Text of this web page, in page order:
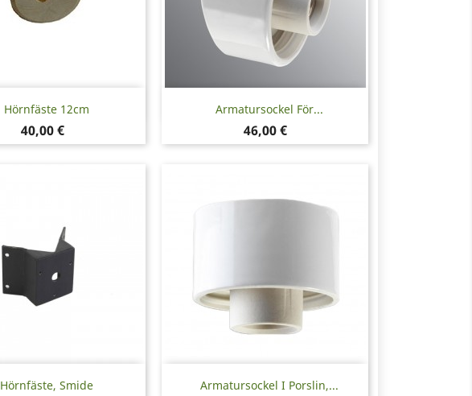
Hörnfäste 12cm
Pris
40,00 €
Snabbvy Armatursockel För...
Pris
46,00 €
Snabbvy
Hörnfäste, Smide
Snabbvy Armatursockel I Porslin,...
Snabbvy